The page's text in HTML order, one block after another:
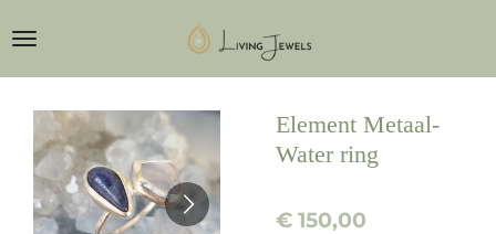
direct
naar
hoofdinhoud
Element Metaal-
Water ring
€ 150,00